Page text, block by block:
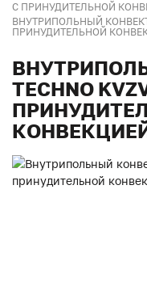
С ПРИНУДИТЕЛЬНОЙ
ВНУТРИПОЛЬНЫЙ
ПРИНУДИТЕЛЬНОЙ
TECHNO